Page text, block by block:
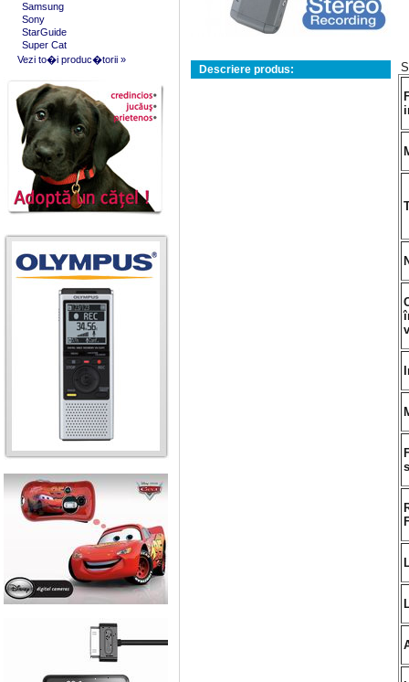
Samsung
Sony
StarGuide
Super Cat
Vezi to�i produc�torii »
Descriere produs: